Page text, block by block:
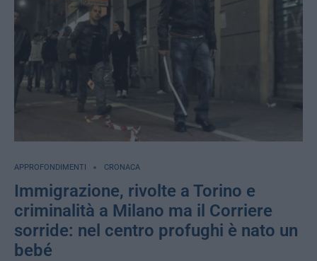
APPROFONDIMENTI CRONACA
Immigrazione, rivolte a Torino e
criminalità a Milano ma il Corriere
sorride: nel centro profughi è nato un
bebé